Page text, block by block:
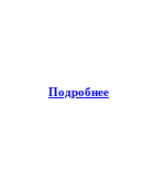
Подробнее